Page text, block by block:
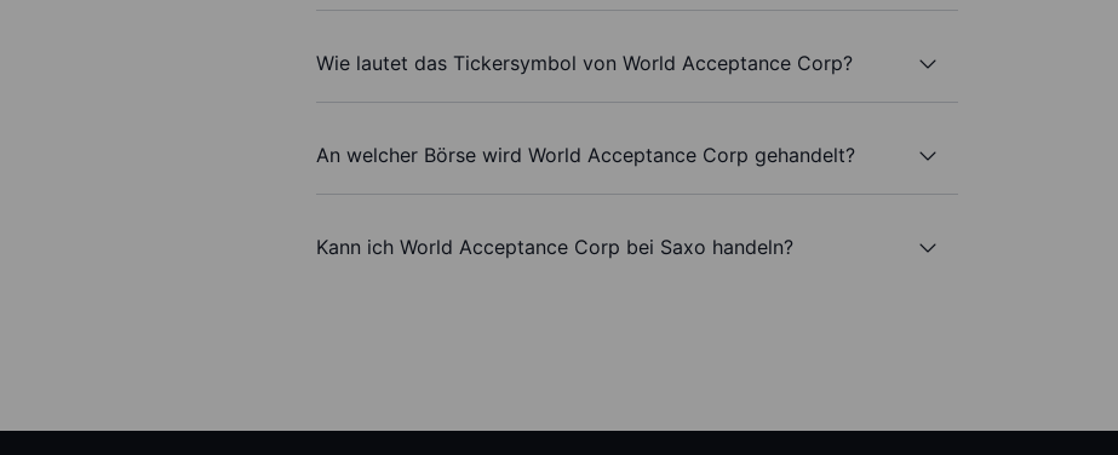
Wie lautet das Tickersymbol von World Acceptance Corp?
An welcher Börse wird World Acceptance Corp gehandelt?
Kann ich World Acceptance Corp bei Saxo handeln?